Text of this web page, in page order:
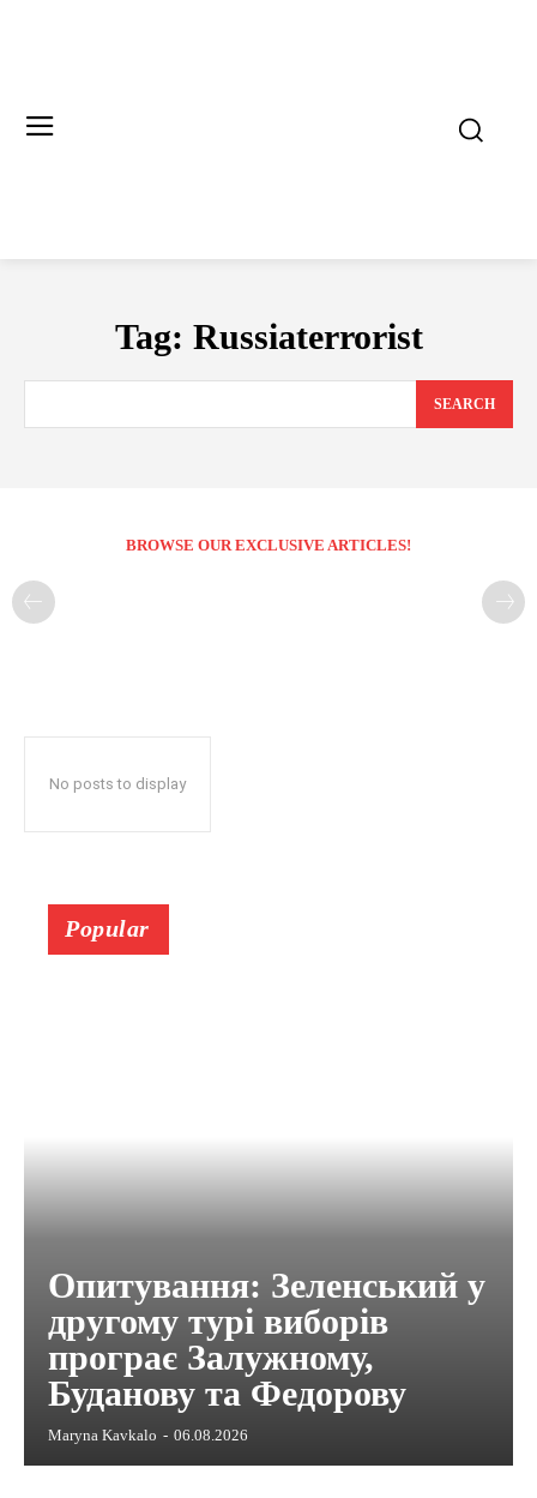
Tag: Russiaterrorist
SEARCH
BROWSE OUR EXCLUSIVE ARTICLES!
No posts to display
Popular
Опитування: Зеленський у
другому турі виборів
програє Залужному,
Буданову та Федорову
Maryna Kavkalo - 06.08.2026